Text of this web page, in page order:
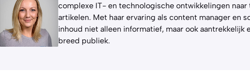
complexe IT- en technologische ontwikkelingen
artikelen. Met haar ervaring als content manager en
inhoud niet alleen informatief, maar ook aantrekkelijk
breed publiek.